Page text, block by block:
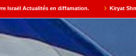
en diffamation. Kiryat Shmona rend